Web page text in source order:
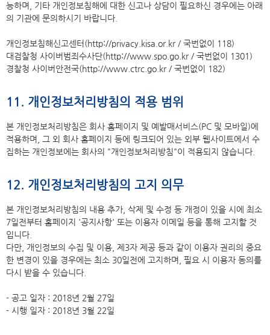
능하며, 기타 개인정보침해에 대한 신고나 상담이 필요하신 경우에는 아래
의 기관에 문의하시기 바랍니다.
개인정보침해신고센터(http://privacy.kisa.or.kr / 국번없이 118)
대검찰청 사이버범죄수사단(http://www.spo.go.kr / 국번없이 1301)
경찰청 사이버안전국(http://www.ctrc.go.kr / 국번없이 182)
11. 개인정보처리방침의 적용 범위
본 개인정보처리방침은 회사 홈페이지 및 예발매서비스(PC 및 모바일)에
적용하며, 그 외 회사 홈페이지 등에 링크되어 있는 외부 웹사이트에서 수
집하는 개인정보에는 회사의 "개인정보처리방침"이 적용되지 않습니다.
12. 개인정보처리방침의 고지 의무
본 개인정보처리방침의 내용 추가, 삭제 및 수정 등 개정이 있을 시에 최소
7일전부터 홈페이지 '공지사항' 또는 이용자 이메일 등을 통해 고지할 것
입니다.
다만, 개인정보의 수집 및 이용, 제3자 제공 등과 같이 이용자 권리의 중요
한 변경이 있을 경우에는 최소 30일전에 고지하며, 필요 시 이용자 동의를
다시 받을 수 있습니다.
- 공고 일자 : 2018년 2월 27일
- 시행 일자 : 2018년 3월 22일